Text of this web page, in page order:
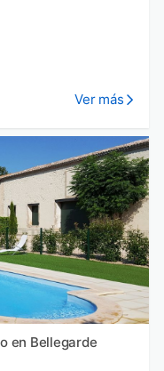
Ver más
en Bellegarde